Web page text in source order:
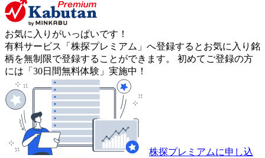
お気に入りがいっぱいです！
有料サービス「株探プレミアム」へ登録するとお気に入り銘
柄を無制限で登録することができます。 初めてご登録の方
には「30日間無料体験」実施中！
株探プレミアムに申し込